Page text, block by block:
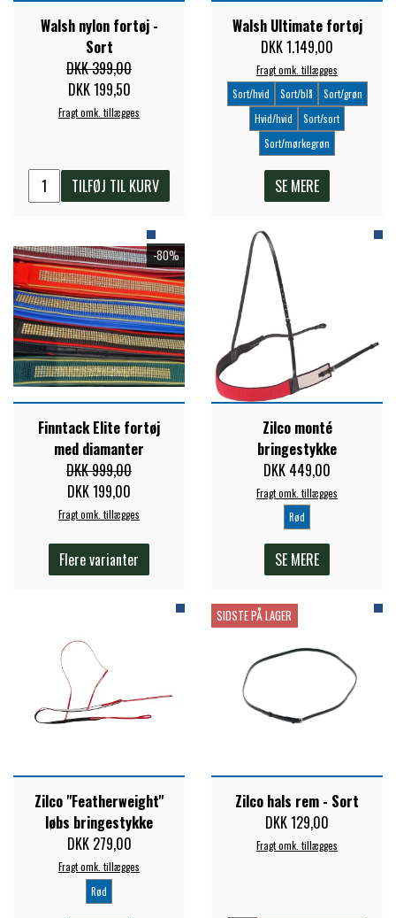
STAR TACK
STUD MUFFIN
WAHLSTEN
WALDHAUSEN
WALSH
QHP -BRANDS OF Q
PREMIER EQUINE INSEKTBESKYTTELSE
Walsh nylon fortøj -
Sort
DKK 399,00
DKK 199,50
Fragt omk. tillægges
TILFØJ TIL KURV
Walsh Ultimate fortøj
DKK 1.149,00
Fragt omk. tillægges
Sort/hvid
Sort/blå
Sort/grøn
Hvid/hvid
Sort/sort
Sort/mørkegrøn
SE MERE
-80%
Finntack Elite fortøj
med diamanter
DKK 999,00
DKK 199,00
Fragt omk. tillægges
Flere varianter
Zilco monté
bringestykke
DKK 449,00
Fragt omk. tillægges
Rød
SE MERE
Zilco "Featherweight"
løbs bringestykke
DKK 279,00
Fragt omk. tillægges
Rød
SIDSTE PÅ LAGER
Zilco hals rem - Sort
DKK 129,00
Fragt omk. tillægges